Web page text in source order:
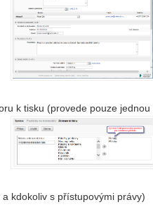
k tisku (provede pouze
kdokoliv s přístupovými právy)